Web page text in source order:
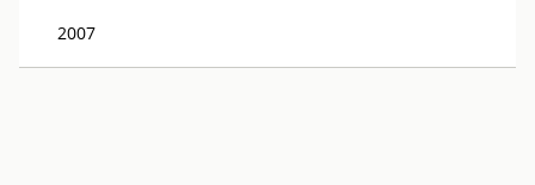
2007